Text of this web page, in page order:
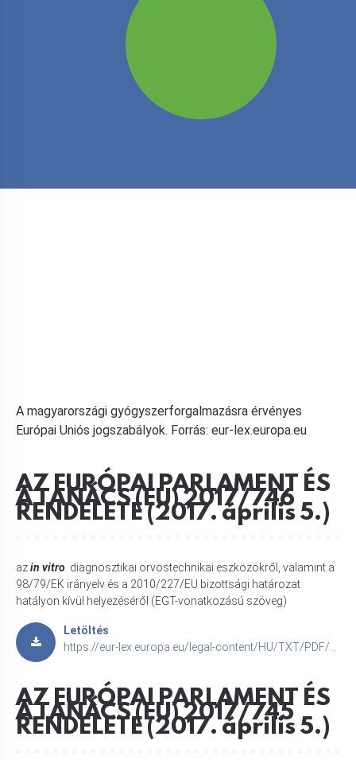
A magyarországi gyógyszerforgalmazásra érvényes
Európai Uniós jogszabályok. Forrás: eur-lex.europa.eu
AZ EURÓPAI PARLAMENT ÉS
A TANÁCS (EU) 2017/746
RENDELETE (2017. április 5.)
azin vitro diagnosztikai orvostechnikai eszközökről, valamint a
98/79/EK irányelv és a 2010/227/EU bizottsági határozat
hatályon kívül helyezéséről (EGT-vonatkozású szöveg)
Letöltés
https://eur-lex.europa.eu/legal-content/HU/TXT/PDF/?uri=CELEX:32017R0746
AZ EURÓPAI PARLAMENT ÉS
A TANÁCS (EU) 2017/745
RENDELETE (2017. április 5.)